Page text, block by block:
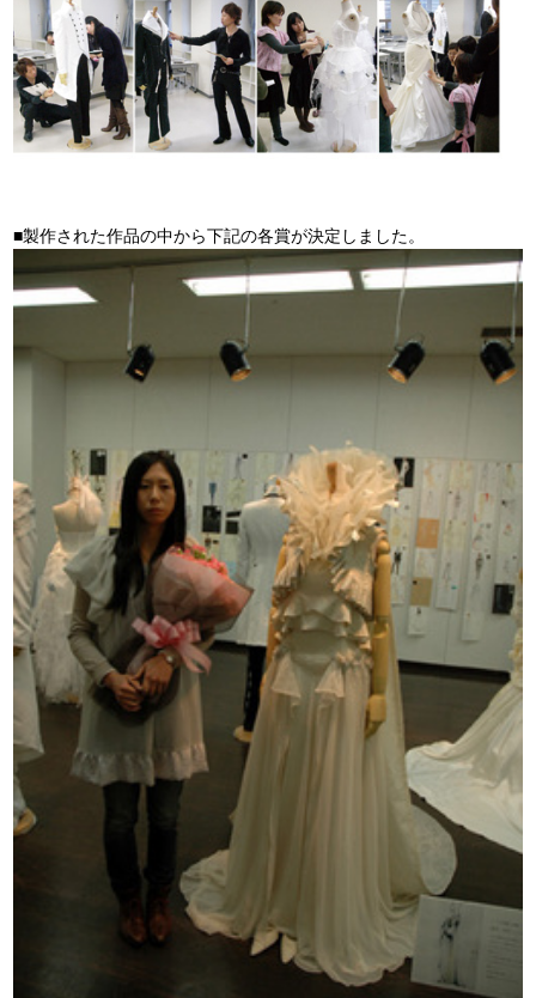
■製作された作品の中から下記の各賞が決定しました。